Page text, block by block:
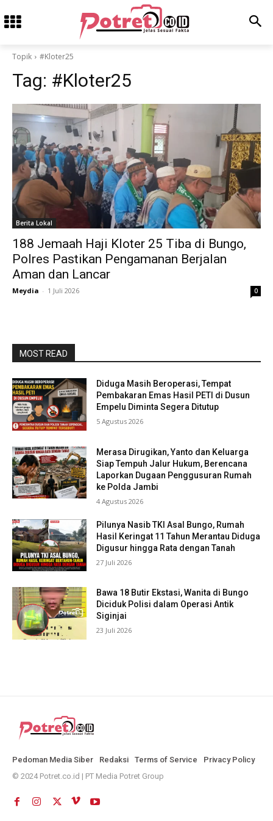
Topik #Kloter25
Tag: #Kloter25
Berita Lokal
188 Jemaah Haji Kloter 25 Tiba di Bungo,
Polres Pastikan Pengamanan Berjalan
Aman dan Lancar
Meydia - 1 Juli 2026 0
MOST READ
Diduga Masih Beroperasi, Tempat
Pembakaran Emas Hasil PETI di Dusun
Empelu Diminta Segera Ditutup
5 Agustus 2026
Merasa Dirugikan, Yanto dan Keluarga
Siap Tempuh Jalur Hukum, Berencana
Laporkan Dugaan Penggusuran Rumah
ke Polda Jambi
4 Agustus 2026
Pilunya Nasib TKI Asal Bungo, Rumah
Hasil Keringat 11 Tahun Merantau Diduga
Digusur hingga Rata dengan Tanah
27 Juli 2026
Bawa 18 Butir Ekstasi, Wanita di Bungo
Diciduk Polisi dalam Operasi Antik
Siginjai
23 Juli 2026
Pedoman Media Siber Redaksi Terms of Service
Privacy Policy
© 2024 Potret.co.id | PT Media Potret Group